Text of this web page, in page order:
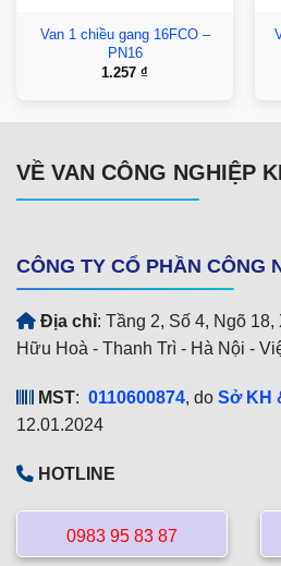
Van 1 chiều gang 16FCO –
PN16
1.257 ₫
VỀ VAN CÔNG NGHIỆP
CÔNG TY CỔ PHẦN CÔNG
Địa chỉ: Tầng 2, Số 4, Ngõ
Hữu Hoà - Thanh Trì - Hà Nội -
MST: 0110600874, do Sở KH
12.01.2024
HOTLINE
0983 95 83 87